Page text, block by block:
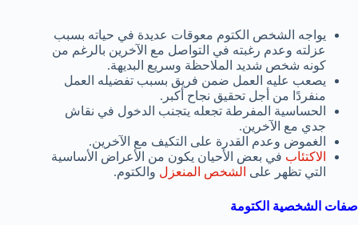
يواجه الشخص الكتوم معوقات عديدة في حياته بسبب
عزلته وعدم رغبته في التواصل مع الآخرين بالرغم من
كونه شخص شديد الملاحظة وسريع البديهة.
يصعب عليه العمل ضمن فريق بسبب تفضيله العمل
منفردًا من أجل تحقيق نجاح أكبر.
الحساسية المفرطة تجعله يتجنب الدخول في نقاش
جدي مع الآخرين.
الغموض وعدم القدرة على التكيف مع الآخرين.
الاكتئاب في بعض الأحيان يكون من الأعراض الأساسية
التي تظهر على الشخص المنعزل والكتوم.
صفات الشخصية الكتومة